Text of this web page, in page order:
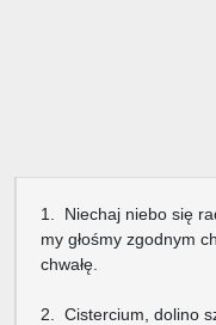
1. Niechaj niebo się
my głośmy zgodnym
chwałę.
2. Cistercium, dolino